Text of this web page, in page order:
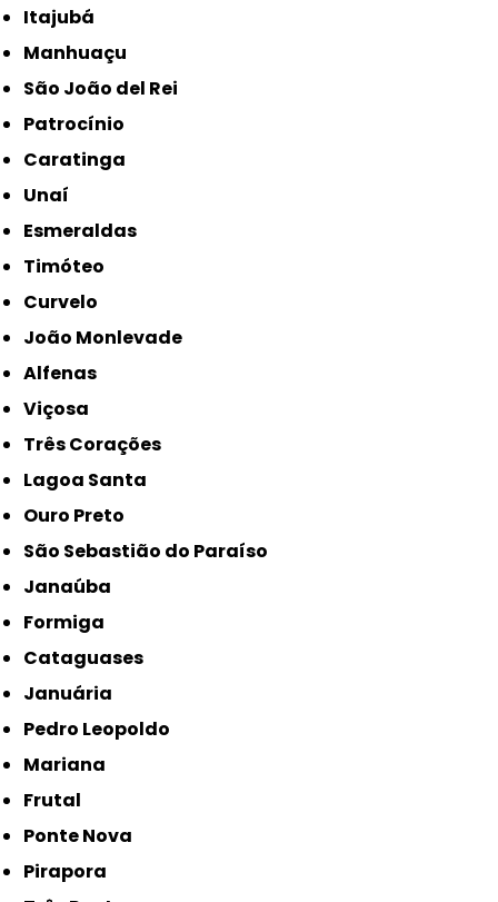
Itajubá
Manhuaçu
São João del Rei
Patrocínio
Caratinga
Unaí
Esmeraldas
Timóteo
Curvelo
João Monlevade
Alfenas
Viçosa
Três Corações
Lagoa Santa
Ouro Preto
São Sebastião do Paraíso
Janaúba
Formiga
Cataguases
Januária
Pedro Leopoldo
Mariana
Frutal
Ponte Nova
Pirapora